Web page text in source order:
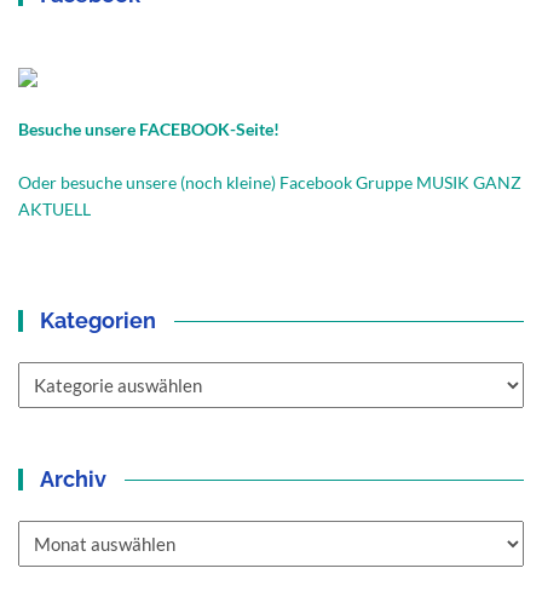
Besuche unsere FACEBOOK-Seite!
Oder besuche unsere (noch kleine) Facebook Gruppe MUSIK GANZ
AKTUELL
Kategorien
Archiv